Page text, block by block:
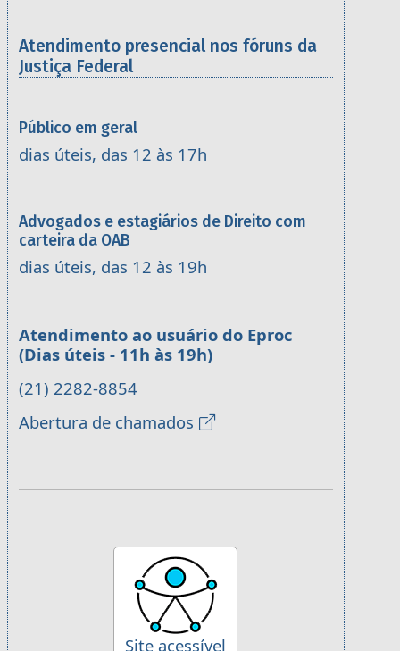
Atendimento presencial nos fóruns da
Justiça Federal
Público em geral
dias úteis, das 12 às 17h
Advogados e estagiários de Direito com
carteira da OAB
dias úteis, das 12 às 19h
Atendimento ao usuário do Eproc
(Dias úteis - 11h às 19h)
(21) 2282-8854
Abertura de chamados
Site acessível